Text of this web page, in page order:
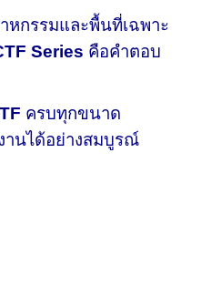
หกรรมและพื้นที่เฉพาะ
Series คือคำตอบ
ครบทุกขนาด
านได้อย่างสมบูรณ์